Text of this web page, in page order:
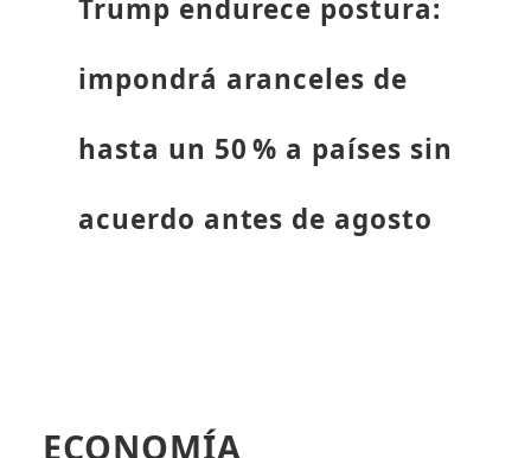
Trump endurece postura:
impondrá aranceles de
hasta un 50 % a países sin
acuerdo antes de agosto
ECONOMÍA